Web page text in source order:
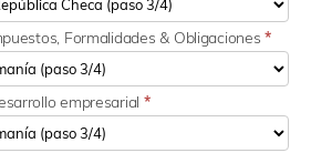
Formalidades & Obligaciones*
empresarial *